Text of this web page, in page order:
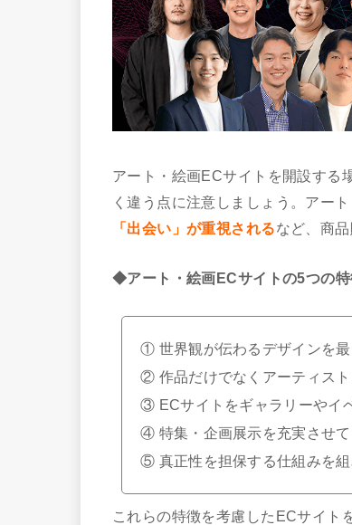
アート・絵画ECサイトを開設する
く違う点に注意しましょう。アー
「出会い」が重視されるなど、商
◆アート・絵画ECサイトの5つの
① 世界観が伝わるデザインを最
② 作品だけでなくアーティス
③ ECサイトをギャラリーやイ
④ 特集・企画展示を充実させ
⑤ 真正性を担保する仕組みを組
これらの特徴を考慮したECサイト